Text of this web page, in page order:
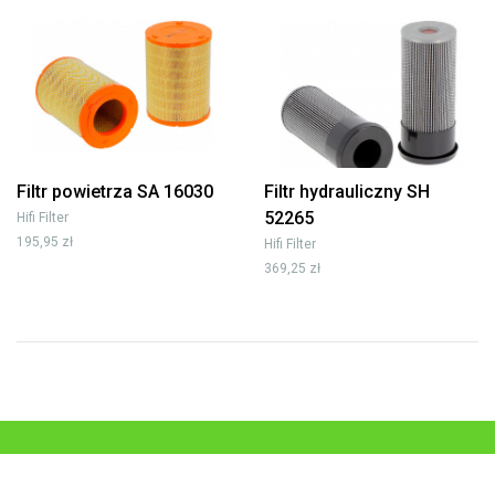
Filtr powietrza SA 16030
Hifi Filter
195,95 zł
Filtr hydrauliczny SH
52265
Hifi Filter
369,25 zł